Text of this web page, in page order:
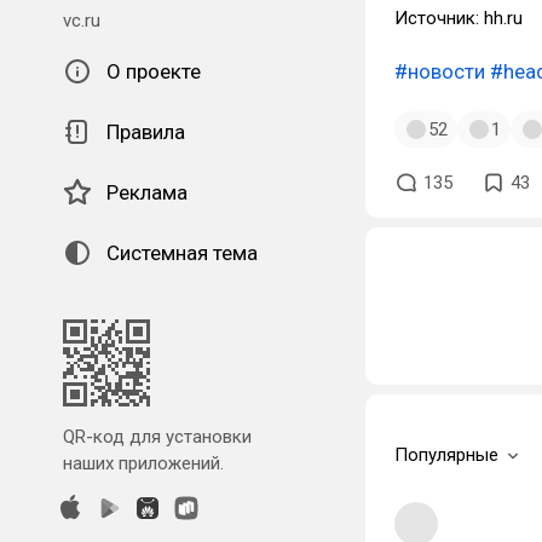
vc.ru
О проекте
Правила
Реклама
Системная тема
QR-код для установки
наших приложений.
Источник: hh.ru
#новости
52 1
135 43
Популярные